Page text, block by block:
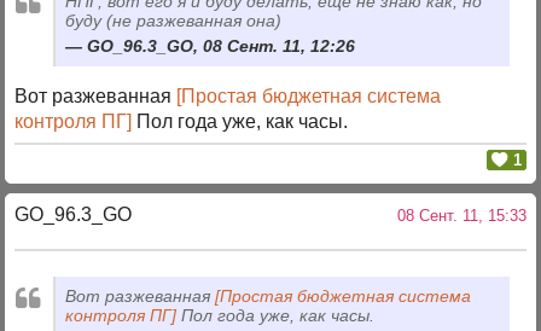
буду (не разжеванная она)
GO_96.3_GO, 08 Сент. 11, 12:26
Вот разжеванная [Простая бюджетная система
контроля ПГ] Пол года уже, как часы.
1
GO_96.3_GO 08 Сент. 11, 15:33
Вот разжеванная[Простая бюджетная система
контроля ПГ] Пол года уже, как часы.